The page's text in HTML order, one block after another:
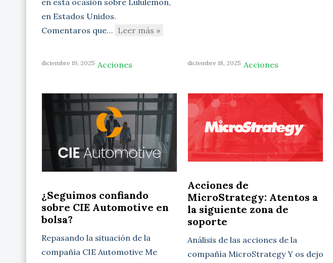
en esta ocasión sobre Lululemon,
en Estados Unidos.
Comentaros que… Leer más »
diciembre 19, 2025 Acciones
¿Seguimos confiando
sobre CIE Automotive en
bolsa?
Repasando la situación de la
compañía CIE Automotive Me
diciembre 18, 2025 Acciones
Acciones de
MicroStrategy: Atentos a
la siguiente zona de
soporte
Análisis de las acciones de la
compañía MicroStrategy Y os dejo